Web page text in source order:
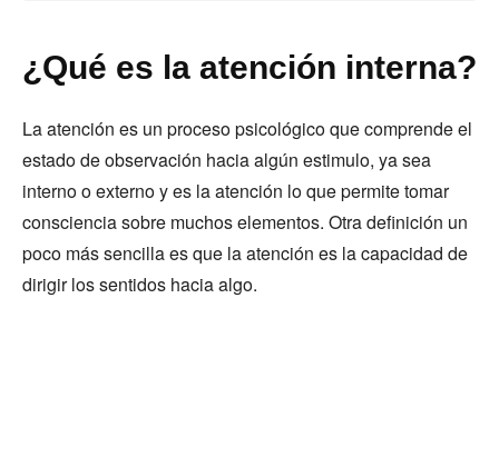
¿Qué es la atención interna?
La atención es un proceso psicológico que comprende el
estado de observación hacia algún estimulo, ya sea
interno o externo y es la atención lo que permite tomar
consciencia sobre muchos elementos. Otra definición un
poco más sencilla es que la atención es la capacidad de
dirigir los sentidos hacia algo.